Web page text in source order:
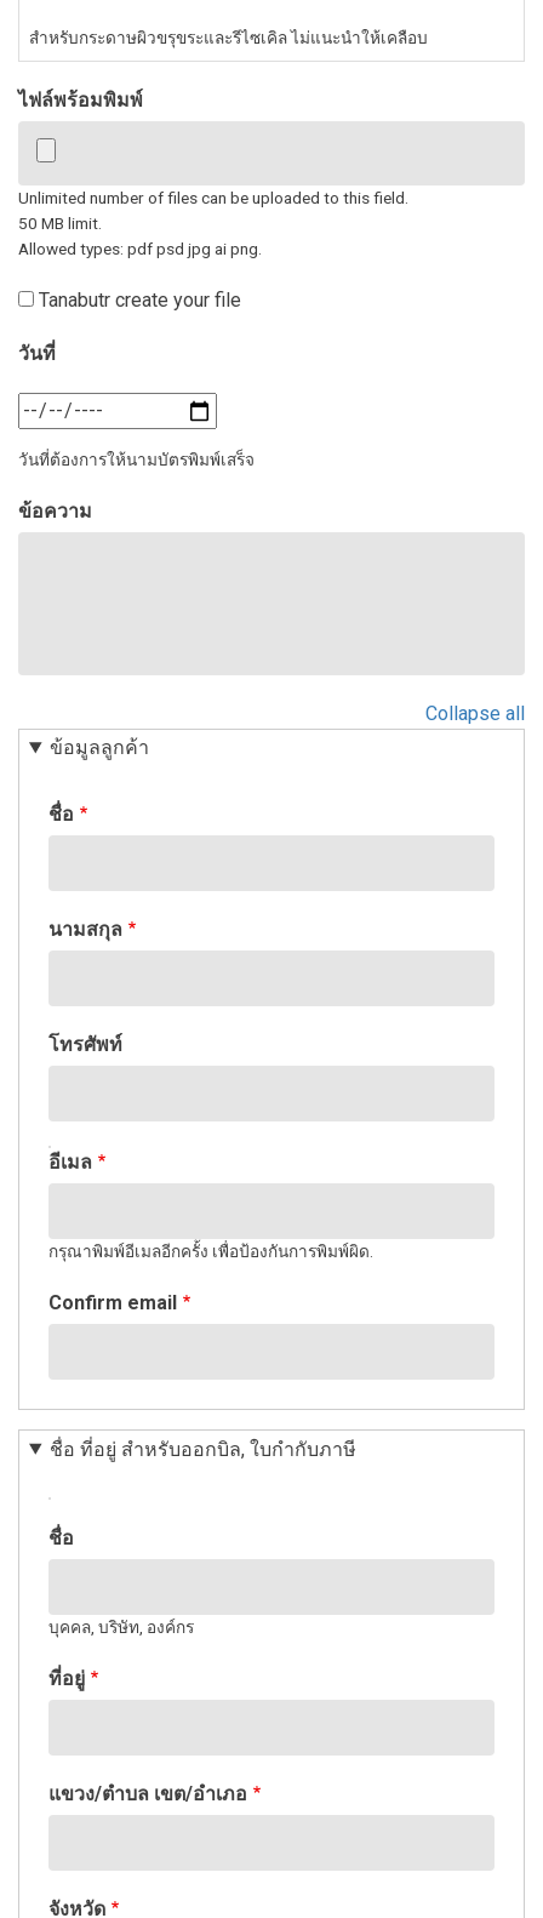
สำหรับกระดาษผิวขรุขระและรีไซเคิล ไม่แนะนำให้เคลือบ
ไฟล์พร้อมพิมพ์
Unlimited number of files can be uploaded to this field.
50 MB limit.
Allowed types: pdf psd jpg ai png.
Tanabutr create your file
วันที่
วัน
ที่:
วัน
ที่
วันที่ต้องการให้นามบัตรพิมพ์เสร็จ
ข้อความ
Collapse all
ข้อมูลลูกค้า
ชื่อ
นามสกุล
โทรศัพท์
อีเมล
อีเมล
กรุณาพิมพ์อีเมลอีกครั้ง เพื่อป้องกันการพิมพ์ผิด.
Confirm email
ชื่อ ที่อยู่ สำหรับออกบิล, ใบกำกับภาษี
อยู่
ชื่อ
บุคคล, บริษัท, องค์กร
ที่อยู่
แขวง/ตำบล เขต/อำเภอ
จังหวัด